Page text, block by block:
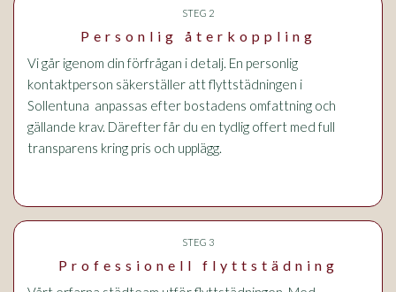
STEG 2
Personlig återkoppling
Vi går igenom din förfrågan i detalj. En personlig
kontaktperson säkerställer att flyttstädningen i
Sollentuna anpassas efter bostadens omfattning och
gällande krav. Därefter får du en tydlig offert med full
transparens kring pris och upplägg.
STEG 3
Professionell flyttstädning